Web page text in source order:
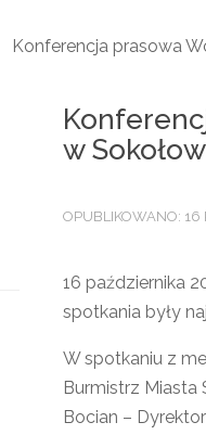
Konferencja prasowa
w
OPUBLIKOWANO: 16
16 października
spotkania były
W spotkaniu z
Burmistrz Miasta
Bocian –